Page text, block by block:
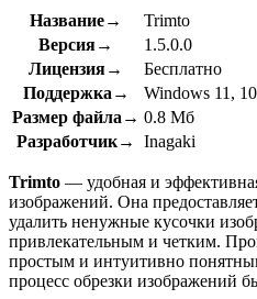
Название→
Trimto
Версия→
1.5.0.0
Лицензия→
Бесплатно
Поддержка→
Windows 11,
Размер файла→ 0.8 Мб
Разработчик→
Inagaki
Trimto — удобная и
изображений. Она
удалить ненужные кусочки
привлекательным и четким.
простым и интуитивно
процесс обрезки изображений